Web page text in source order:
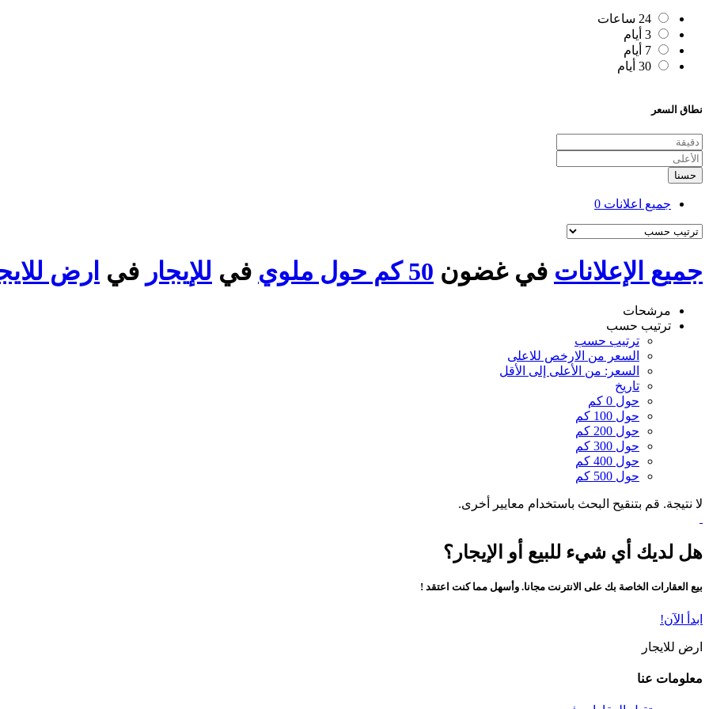
24 ساعات
3 أيام
7 أيام
30 أيام
نطاق السعر
حسنا
جميع اعلانات 0
جميع الإعلانات في غضون 50 كم حول ملوي في للإيجار في ارض
مرشحات
ترتيب حسب
ترتيب حسب
السعر من الارخص للاعلى
السعر: من الأعلى إلى الأقل
تاريخ
حول 0 كم
حول 100 كم
حول 200 كم
حول 300 كم
حول 400 كم
حول 500 كم
لا نتيجة. قم بتنقيح البحث باستخدام معايير أخرى.
هل لديك أي شيء للبيع أو الإيجار؟
بيع العقارات الخاصة بك على الانترنت مجانا. وأسهل مما كنت اعتقد !
ابدأ الآن!
ارض للايجار
معلومات عنا